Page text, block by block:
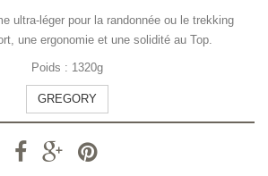
ultra-léger pour la randonnée ou le trekking
une ergonomie et une solidité au Top.
Poids : 1320g
GREGORY